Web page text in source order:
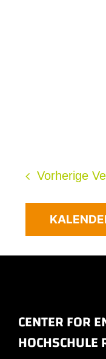
Vorherige
CENTER FOR
HOCHSCHULE